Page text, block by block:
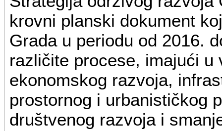
krovni planski dokument
Grada u periodu od 2016.
različite procese, imajući
ekonomskog razvoja,
prostornog i urbanističkog
društvenog razvoja i